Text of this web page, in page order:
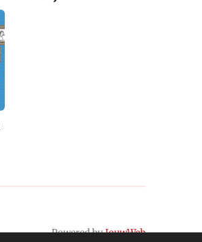
Powered byJouwWeb